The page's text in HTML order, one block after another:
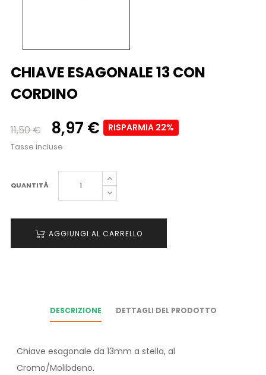
CHIAVE ESAGONALE 13 CON
CORDINO
11,50 € 8,97 € RISPARMIA 22%
Tasse incluse
QUANTITÀ
AGGIUNGI AL CARRELLO
DESCRIZIONE DETTAGLI DEL PRODOTTO
Chiave esagonale da 13mm a stella, al
Cromo/Molibdeno.